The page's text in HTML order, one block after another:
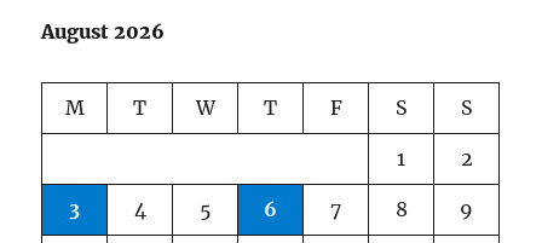
August 2026
M T W T F S S
1 2
3 4 5 6 7 8 9